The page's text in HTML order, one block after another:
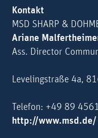
Kontakt
MSD SHARP &
Ariane
Ass. Director
Levelingstraße 4a,
Telefon: +49 89
http://www.msd.de/